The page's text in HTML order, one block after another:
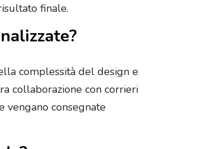
finale.
complessità del design e
collaborazione con corrieri
vengano consegnate